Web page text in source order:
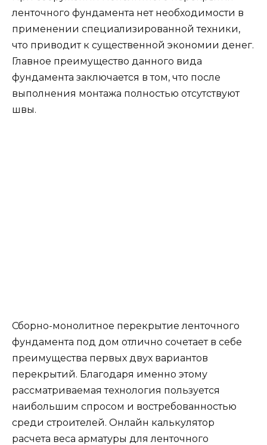
ленточного фундамента нет необходимости в
применении специализированной техники,
что приводит к существенной экономии денег.
Главное преимущество данного вида
фундамента заключается в том, что после
выполнения монтажа полностью отсутствуют
швы.
Сборно-монолитное перекрытие ленточного
фундамента под дом отлично сочетает в себе
преимущества первых двух вариантов
перекрытий. Благодаря именно этому
рассматриваемая технология пользуется
наибольшим спросом и востребованностью
среди строителей. Онлайн калькулятор
расчета веса арматуры для ленточного